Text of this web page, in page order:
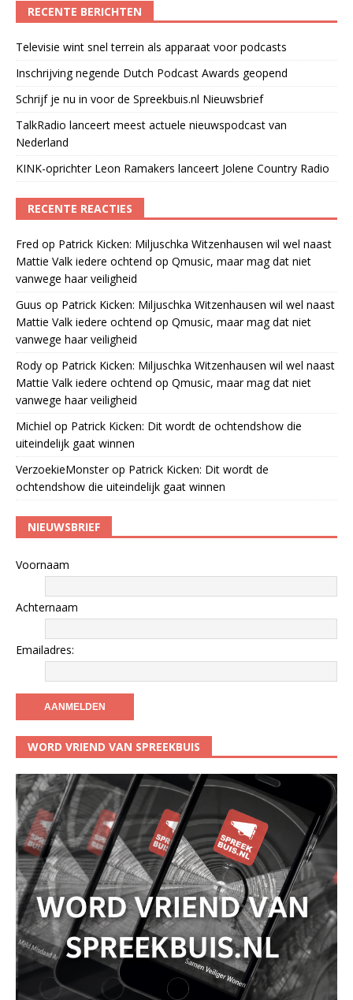
RECENTE BERICHTEN
Televisie wint snel terrein als apparaat voor podcasts
Inschrijving negende Dutch Podcast Awards geopend
Schrijf je nu in voor de Spreekbuis.nl Nieuwsbrief
TalkRadio lanceert meest actuele nieuwspodcast van
Nederland
KINK-oprichter Leon Ramakers lanceert Jolene Country Radio
RECENTE REACTIES
Fred op Patrick Kicken: Miljuschka Witzenhausen wil wel naast
Mattie Valk iedere ochtend op Qmusic, maar mag dat niet
vanwege haar veiligheid
Guus op Patrick Kicken: Miljuschka Witzenhausen wil wel naast
Mattie Valk iedere ochtend op Qmusic, maar mag dat niet
vanwege haar veiligheid
Rody op Patrick Kicken: Miljuschka Witzenhausen wil wel naast
Mattie Valk iedere ochtend op Qmusic, maar mag dat niet
vanwege haar veiligheid
Michiel op Patrick Kicken: Dit wordt de ochtendshow die
uiteindelijk gaat winnen
VerzoekieMonsterop Patrick Kicken: Dit wordt de
ochtendshow die uiteindelijk gaat winnen
NIEUWSBRIEF
Voornaam
Achternaam
Emailadres:
WORD VRIEND VAN SPREEKBUIS